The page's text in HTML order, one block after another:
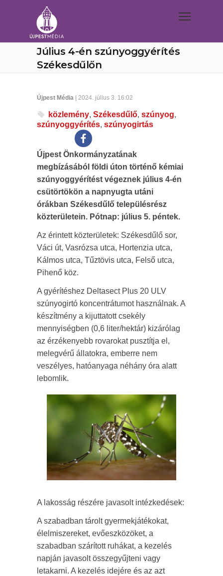
Július 4-én szúnyoggyérítés
Székesdűlőn
Újpest Média | 2024. július 3. 16:02
közlemény, Székesdűlő, szúnyog,
szúnyoggyérítés, szúnyogirtás
Újpest Önkormányzatának
megbízásából földi úton történő kémiai
szúnyoggyérítést végeznek július 4-én
csütörtökön a napnyugta utáni
órákban Székesdűlő településrész
közterületein. Pótnap: július 5. péntek.
Az érintett közterületek: Székesdűlő sor,
Váci út, Vasrózsa utca, Hortenzia utca,
Kálmos utca, Tűztövis utca, Felső utca,
Pihenő köz.
A gyérítéshez Deltasect Plus 20 ULV
szúnyogirtó koncentrátumot használnak. A
készítmény a kijuttatott csekély
mennyiségben (0,6 liter/hektár) kizárólag
az érzékenyebb rovarokat pusztítja el,
melegvérű állatokra, emberre nem
veszélyes, hatóanyaga néhány óra alatt
lebomlik.
A lakosság részére javasolt intézkedések:
A szabadban tárolt gyermekjátékokat,
élelmiszereket, evőeszközöket, a
szabadban szárított ruhákat, a kezelés
napján javasolt összegyűjteni vagy
letakarni. A kezelés idejére és az azt